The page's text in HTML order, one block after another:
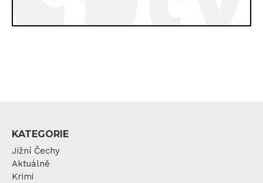
KATEGORIE
Jižní Čechy
Aktuálně
Krimi